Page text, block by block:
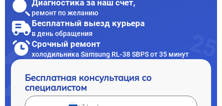
Диагностика за наш счет,
ремонт по желанию
Бесплатный выезд курьера
в день обращения
Срочный ремонт
холодильника Samsung RL-38 SBPS от 35 минут
Бесплатная консультация со
специалистом